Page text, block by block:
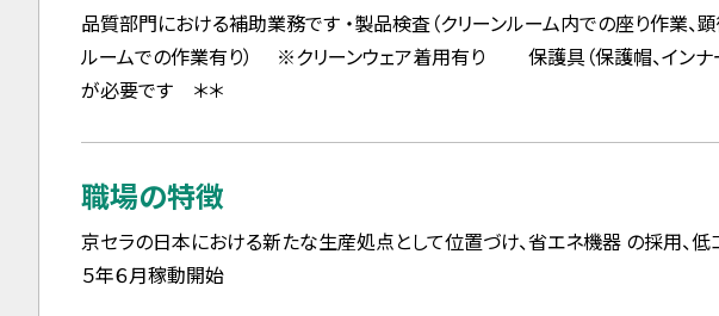
品質部門における補助業務です ・製品検査（クリーンルーム内での座り作業、
ルームでの作業有り） ※クリーンウェア着用有り 保護具（保護帽、イ
が必要です ＊＊
職場の特徴
京セラの日本における新たな生産処点として位置づけ、省エネ機器 の採用、
５年６月稼動開始